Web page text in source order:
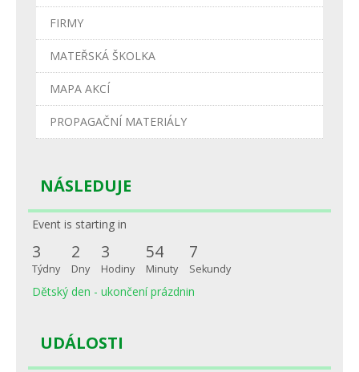
FIRMY
MATEŘSKÁ ŠKOLKA
MAPA AKCÍ
PROPAGAČNÍ MATERIÁLY
NÁSLEDUJE
Event is starting in
3
Týdny
2
Dny
3
Hodiny
54
Minuty
7
Sekundy
Dětský den - ukončení prázdnin
UDÁLOSTI